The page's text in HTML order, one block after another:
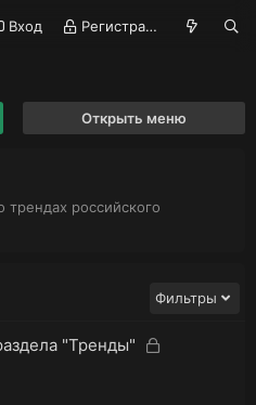
Вход Регистрация
Открыть меню
российского
Фильтры
"Тренды"
З